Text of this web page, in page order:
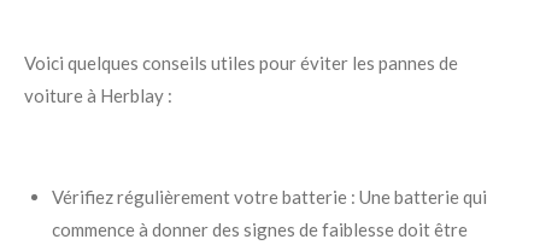
Voici quelques conseils utiles pour éviter les pannes de
voiture à Herblay :
Vérifiez régulièrement votre batterie : Une batterie qui
commence à donner des signes de faiblesse doit être